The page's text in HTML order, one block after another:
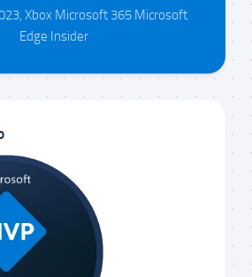
Xbox Microsoft 365 Microsoft
Edge Insider